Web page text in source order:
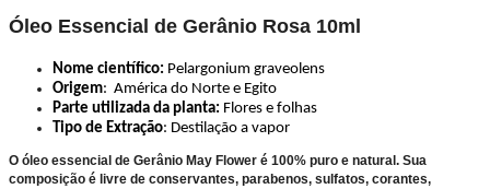
Óleo Essencial de Gerânio Rosa 10ml
Nome científico: Pelargonium graveolens
Origem: América do Norte e Egito
Parte utilizada da planta: Flores e folhas
Tipo de Extração: Destilação a vapor
O óleo essencial de Gerânio May Flower é 100% puro e natural. Sua
composição é livre de conservantes, parabenos, sulfatos, corantes,